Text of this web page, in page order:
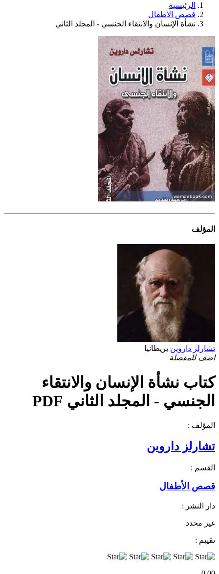
الرئيسية
قصص الأطفال
نشأة الإنسان والانتقاء الجنسي - المجلد الثاني
المؤلف
تشارلز داروين بريطانيا
اضف للمفضلة
كتاب نشأة الإنسان والانتقاء
الجنسي - المجلد الثاني PDF
المؤلف :
تشارلز داروين
القسم :
قصص الأطفال
دار النشر :
غير محدد
تقييم :